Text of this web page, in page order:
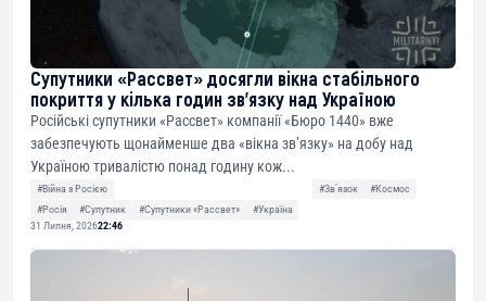
Супутники «Рассвет» досягли вікна стабільного
покриття у кілька годин зв’язку над Україною
Російські супутники «Рассвет» компанії «Бюро 1440» вже
забезпечують щонайменше два «вікна зв’язку» на добу над
Україною тривалістю понад годину кож...
#Війна з Росією #Звʼязок
#Космос
#Росія
#Супутник #Супутники «Рассвет»
#Україна
31 Липня, 202622:46